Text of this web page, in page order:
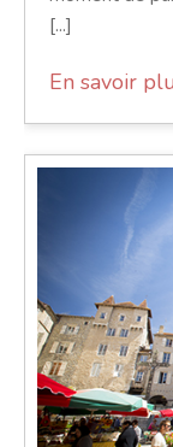
[...]
En savoir